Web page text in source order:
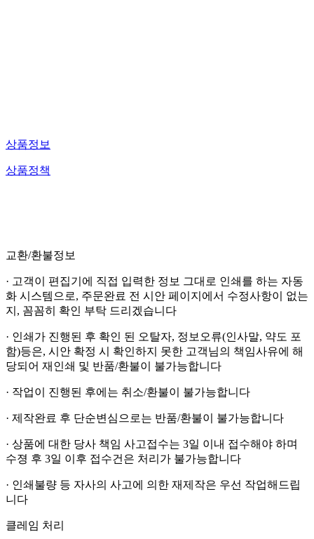
상품정보
상품정책
교환/환불정보
· 고객이 편집기에 직접 입력한 정보 그대로 인쇄를 하는 자동
화 시스템으로, 주문완료 전 시안 페이지에서 수정사항이 없는
지, 꼼꼼히 확인 부탁 드리겠습니다
· 인쇄가 진행된 후 확인 된 오탈자, 정보오류(인사말, 약도 포
함)등은, 시안 확정 시 확인하지 못한 고객님의 책임사유에 해
당되어 재인쇄 및 반품/환불이 불가능합니다
· 작업이 진행된 후에는 취소/환불이 불가능합니다
· 제작완료 후 단순변심으로는 반품/환불이 불가능합니다
· 상품에 대한 당사 책임 사고접수는 3일 이내 접수해야 하며
수졍 후 3일 이후 접수건은 처리가 불가능합니다
· 인쇄불량 등 자사의 사고에 의한 재제작은 우선 작업해드립
니다
클레임 처리